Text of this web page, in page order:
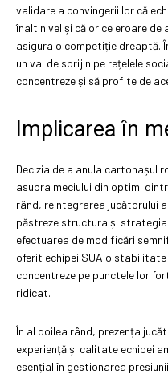
validare a convingerii lor că
înalt nivel și că orice eroare
asigura o competiție dreaptă.
un val de sprijin pe rețelele
concentreze și să profite de
Implicarea în
Decizia de a anula cartonașul
asupra meciului din optimi
rând, reintegrarea jucătorului
păstreze structura și
efectuarea de modificări
oferit echipei SUA o
concentreze pe punctele lor
ridicat.
În al doilea rând, prezența
experiență și calitate echipei
esențial în gestionarea